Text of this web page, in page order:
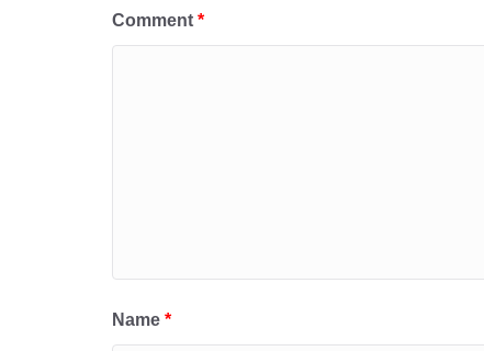
Comment *
Name *